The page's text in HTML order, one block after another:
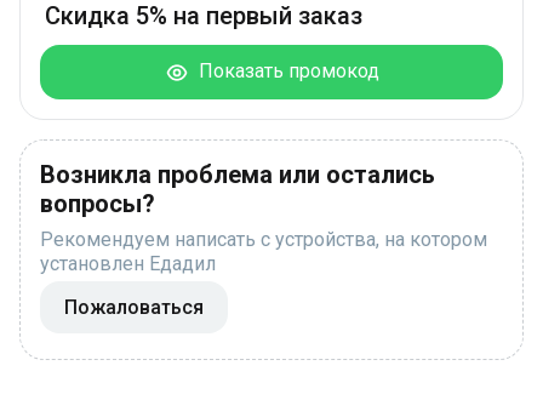
Скидка 5% на первый заказ
Показать промокод
Возникла проблема или остались
вопросы?
Рекомендуем написать с устройства, на котором
установлен Едадил
Пожаловаться